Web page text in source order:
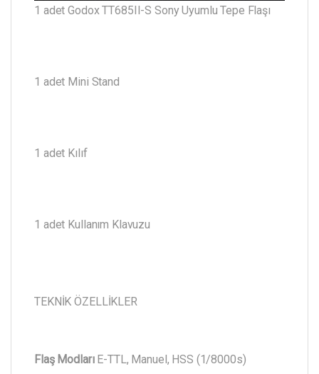
1 adet Godox TT685II-S Sony Uyumlu Tepe Flaşı
1 adet Mini Stand
1 adet Kılıf
1 adet Kullanım Klavuzu
TEKNİK ÖZELLİKLER
Flaş ModlarıE-TTL, Manuel, HSS (1/8000s)